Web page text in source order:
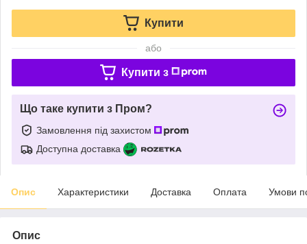
Купити
або
Купити з
Що таке купити з Пром?
Замовлення під захистом
Доступна доставка
Опис Характеристики Доставка Оплата Умови
Опис